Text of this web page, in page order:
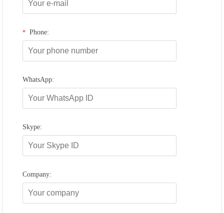
* Phone:
WhatsApp:
Skype:
Company: